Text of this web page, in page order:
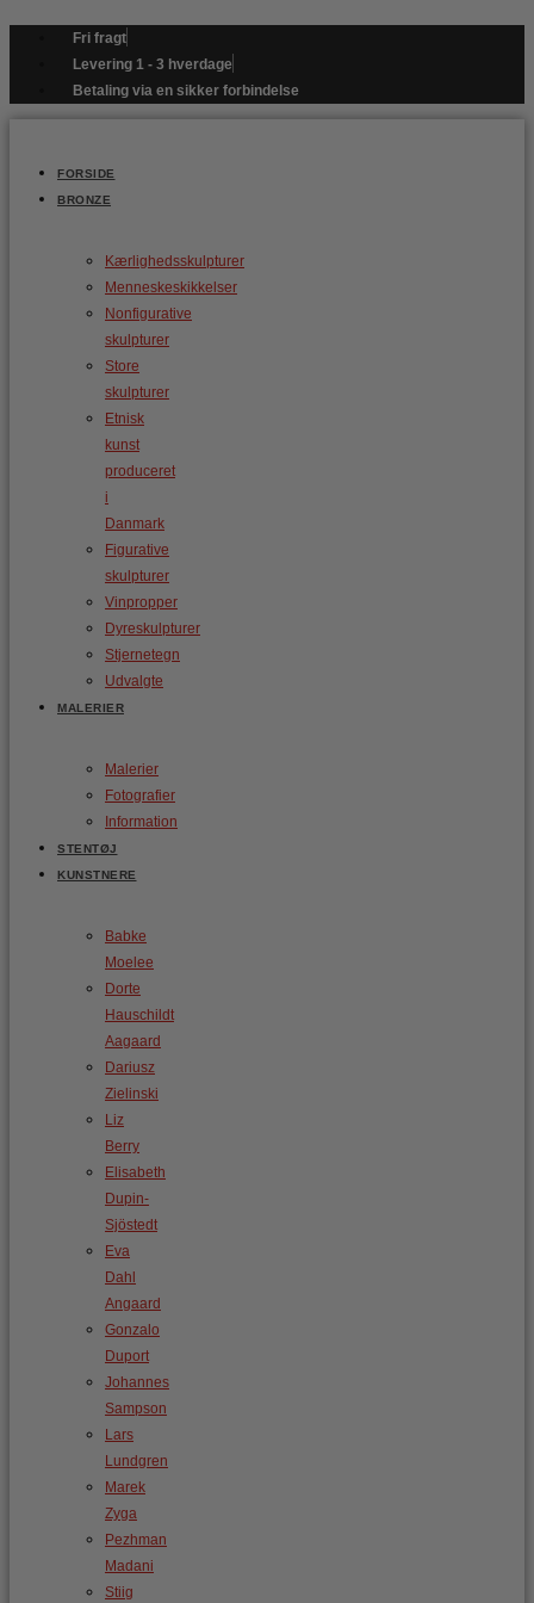
indholdet
Fri fragt
Levering 1 - 3 hverdage
Betaling via en sikker forbindelse
FORSIDE
BRONZE
Kærlighedsskulpturer
Menneskeskikkelser
Nonfigurative
skulpturer
Store
skulpturer
Etnisk
kunst
produceret
i
Danmark
Figurative
skulpturer
Vinpropper
Dyreskulpturer
Stjernetegn
Udvalgte
MALERIER
Malerier
Fotografier
Information
STENTØJ
KUNSTNERE
Babke
Moelee
Dorte
Hauschildt
Aagaard
Dariusz
Zielinski
Liz
Berry
Elisabeth
Dupin-
Sjöstedt
Eva
Dahl
Angaard
Gonzalo
Duport
Johannes
Sampson
Lars
Lundgren
Marek
Zyga
Pezhman
Madani
Stiig